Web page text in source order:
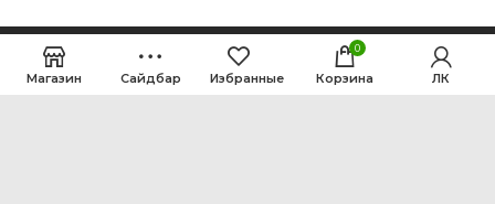
Магазин Сайдбар Избранные
0
Корзина ЛК